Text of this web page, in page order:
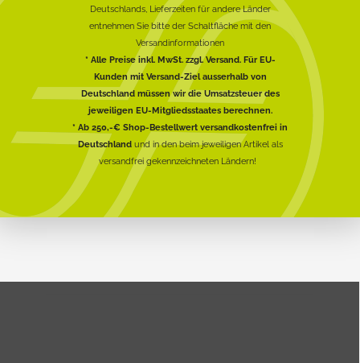
Deutschlands, Lieferzeiten für andere Länder
entnehmen Sie bitte der Schaltfläche mit den
Versandinformationen
* Alle Preise inkl. MwSt. zzgl. Versand. Für EU-
Kunden mit Versand-Ziel ausserhalb von
Deutschland müssen wir die Umsatzsteuer des
jeweiligen EU-Mitgliedsstaates berechnen.
* Ab 250,-€ Shop-Bestellwert versandkostenfrei in
Deutschlandund in den beim jeweiligen Artikel als
versandfrei gekennzeichneten Ländern!